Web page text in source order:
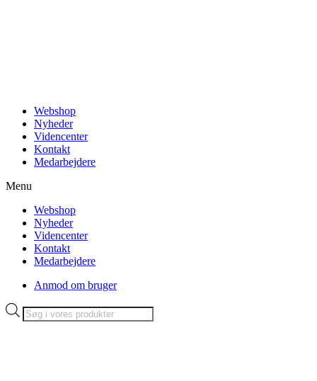
Webshop
Nyheder
Videncenter
Kontakt
Medarbejdere
Menu
Webshop
Nyheder
Videncenter
Kontakt
Medarbejdere
Anmod om bruger
Products
search